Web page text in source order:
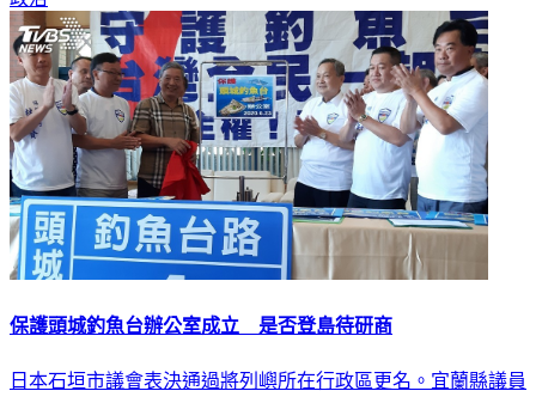
保護頭城釣魚台辦公室成立 是否登島待研商
日本石垣市議會表決通過將列嶼所在行政區更名。宜蘭縣議員